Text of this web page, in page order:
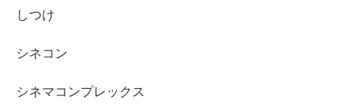
しつけ
シネコン
シネマコンプレックス